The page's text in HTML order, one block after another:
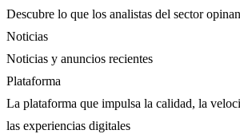
Descubre lo que los analistas del sector
Noticias
Noticias y anuncios recientes
Plataforma
La plataforma que impulsa la calidad, la
las experiencias digitales